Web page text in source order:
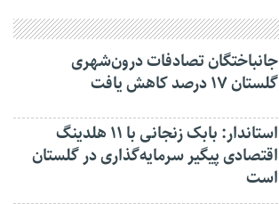
جانباختگان تصادفات درون‌شهری
گلستان ۱۷ درصد کاهش یافت
استاندار: بابک زنجانی با ۱۱ هلدینگ
اقتصادی پیگیر سرمایه‌گذاری در گلستان
است